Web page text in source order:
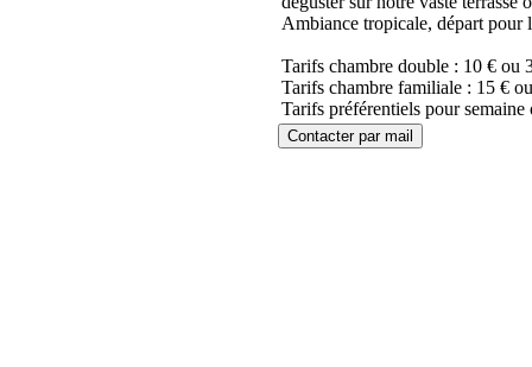
Ambiance tropicale, départ pour
Tarifs chambre double : 10 € ou
Tarifs chambre familiale : 15 €
Tarifs préférentiels pour semaine